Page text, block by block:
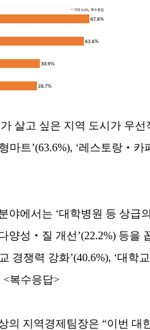
살고 싶은 지역 도시가 우
마트’(63.6%), ‘레스토랑‧카
야에서는 ‘대학병원 등 상급
양성‧질 개선’(22.2%) 등을
경쟁력 강화’(40.6%), ‘대학
<복수응답>
의 지역경제팀장은 “이번 대